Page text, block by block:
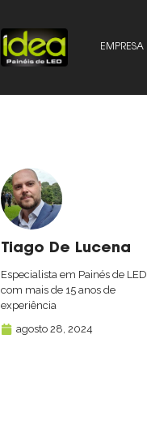
EMPRESA
Tiago De Lucena
Especialista em Painés de LED
com mais de 15 anos de
experiência
agosto 28, 2024